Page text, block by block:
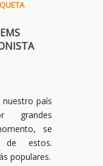
país
grandes
se
de estos.
populares.